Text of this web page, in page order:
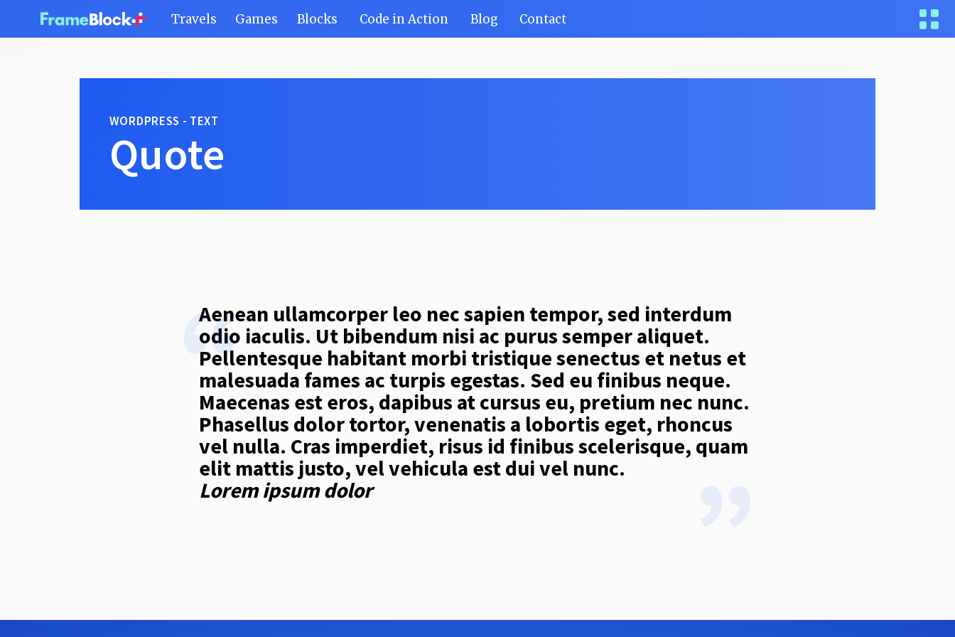
Travels Games Blocks Code in Action Blog Contact
WORDPRESS - TEXT
Quote
Aenean ullamcorper leo nec sapien tempor, sed interdum
odio iaculis. Ut bibendum nisi ac purus semper aliquet.
Pellentesque habitant morbi tristique senectus et netus et
malesuada fames ac turpis egestas. Sed eu finibus neque.
Maecenas est eros, dapibus at cursus eu, pretium nec nunc.
Phasellus dolor tortor, venenatis a lobortis eget, rhoncus
vel nulla. Cras imperdiet, risus id finibus scelerisque, quam
elit mattis justo, vel vehicula est dui vel nunc.
Lorem ipsum dolor